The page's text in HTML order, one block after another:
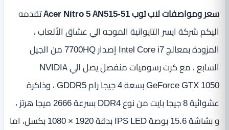
سعر ومواصفات لاب توب Acer Nitro 5 AN515-51
تقدمه
اليكم شركة ايسر التايوانية الموجه الي عشاق الألعاب ،
المزودة بمعالج Intel Core i7 إصدار 7700HQ من الجيل
السابع ، مع كرت رسوميات منفصل يصل الي NVIDIA
GeForce GTX 1050 بسعة 4 جيجا رام GDDR5 ، وذاكرة
عشوائية 8 جيجا بايت من نوع DDR4 بسرعة 2666 ميجا هرتز ،
و بشاشة 15.6 بوصة IPS LED ‏بدقة 1920 × 1080 بكسل، اما